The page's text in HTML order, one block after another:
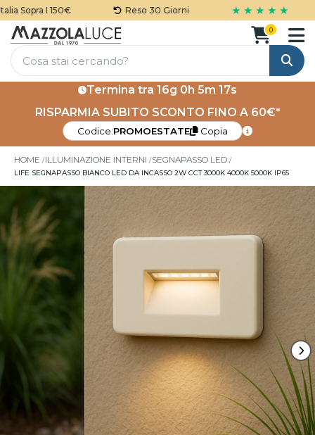
Sopra I 150€ Reso 30 Giorni ★ ★ ★ ★ ★
Cerca
0
Termina tra 16g 0h 5m 16s
RISPARMIA SUBITO SCONTO FINO A 60€*
Codice:PROMOESTATE Copia
HOME ILLUMINAZIONE INTERNI SEGNAPASSO LED
LIFE SEGNAPASSO BIANCO LED DA INCASSO 2W CCT 3000K 4000K 5000K IP65